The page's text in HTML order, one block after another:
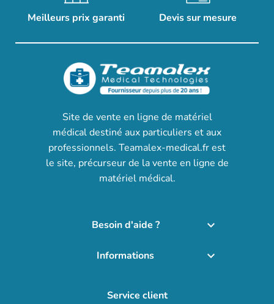
Meilleurs prix garanti Devis sur mesure
Site de vente en ligne de matériel
médical destiné aux particuliers et aux
professionnels. Teamalex-medical.fr est
le site, précurseur de la vente en ligne de
matériel médical.
Besoin d'aide ? 
Informations 
Service client